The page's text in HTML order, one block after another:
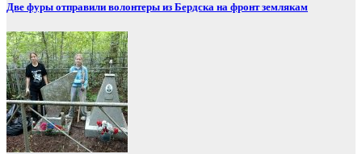
Две фуры отправили волонтеры из Бердска на фронт землякам